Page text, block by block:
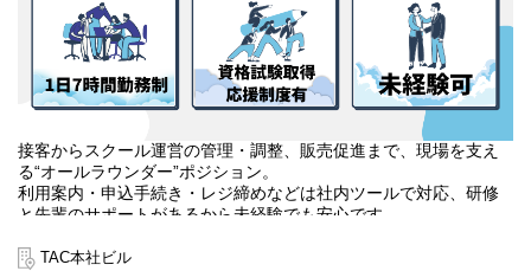
接客からスクール運営の管理・調整、販売促進まで、現場を支え
る“オールラウンダー”ポジション。
利用案内・申込手続き・レジ締めなどは社内ツールで対応、研修
と先輩のサポートがあるから未経験でも安心です。
に加え、SNS運用や大学への提案、受講相談まで幅広く挑戦でき
TAC本社ビル